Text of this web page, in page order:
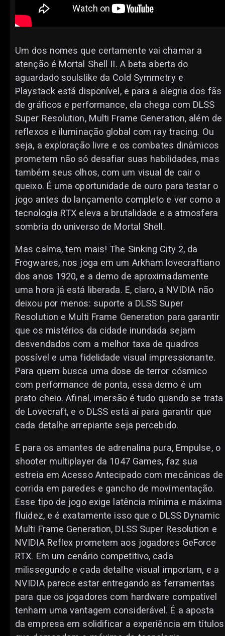
Um dos nomes que certamente vai chamar a
atenção é Mortal Shell II. A beta aberta do
aguardado soulslike da Cold Symmetry e
Playstack está disponível, e para a alegria dos fãs
de gráficos e performance, ela chega com DLSS
Super Resolution, Multi Frame Generation, além de
reflexos e iluminação global com ray tracing. Ou
seja, a exploração livre e os combates dinâmicos
prometem não só desafiar suas habilidades, mas
também seus olhos, com um visual de cair o
queixo. É uma oportunidade de ouro para testar o
jogo antes do lançamento completo e ver como a
tecnologia RTX eleva a brutalidade e a atmosfera
sombria do universo de Mortal Shell.
Mas calma, tem mais! The Sinking City 2, da
Frogwares, nos joga em um Arkham lovecraftiano
dos anos 1920, e a demo de aproximadamente
uma hora já está liberada. E, claro, a NVIDIA não
deixou por menos: suporte a DLSS Super
Resolution e Multi Frame Generation para garantir
que os mistérios da cidade inundada sejam
desvendados com a melhor taxa de quadros
possível e uma fidelidade visual impressionante.
Para quem busca uma dose de terror cósmico
com performance de ponta, essa demo é um
prato cheio. Afinal, imersão é tudo quando se trata
de Lovecraft, e o DLSS está aí para garantir que
cada detalhe arrepiante seja percebido.
E para os amantes de adrenalina pura, Empulse, o
shooter multiplayer da 1047 Games, faz sua
estreia em Acesso Antecipado com mecânicas de
corrida em paredes e gancho de movimentação.
Esse tipo de jogo exige latência mínima e máxima
fluidez, e é exatamente isso que o DLSS Dynamic
Multi Frame Generation, DLSS Super Resolution e
NVIDIA Reflex prometem aos jogadores GeForce
RTX. Em um cenário competitivo, cada
milissegundo e cada detalhe visual importam, e a
NVIDIA parece estar entregando as ferramentas
para que os jogadores com hardware compatível
tenham uma vantagem considerável. É a aposta
da empresa em solidificar a experiência em títulos